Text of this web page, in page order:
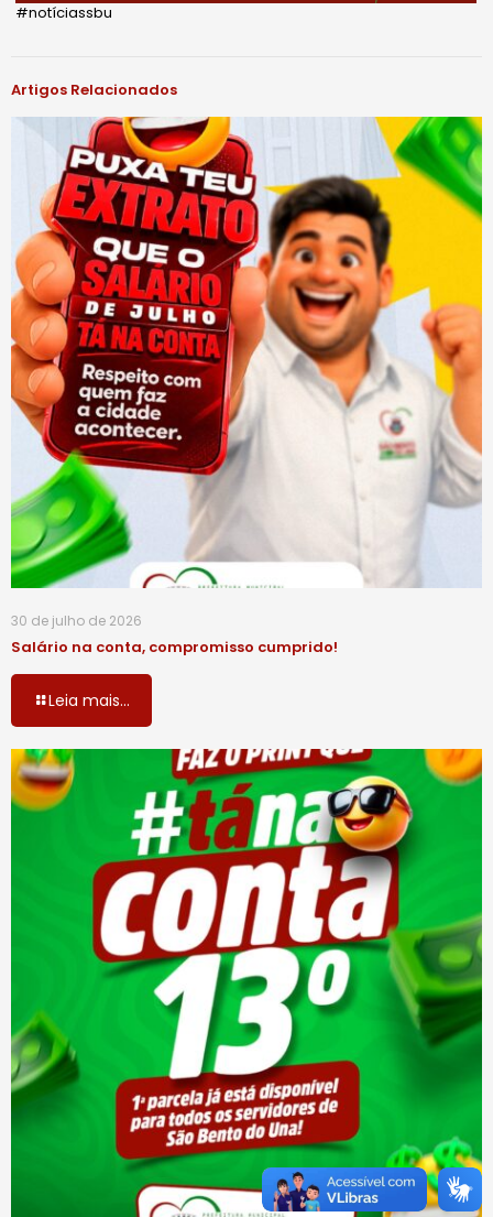
#notíciassbu
Artigos Relacionados
30 de julho de 2026
Salário na conta, compromisso cumprido!
Leia mais...